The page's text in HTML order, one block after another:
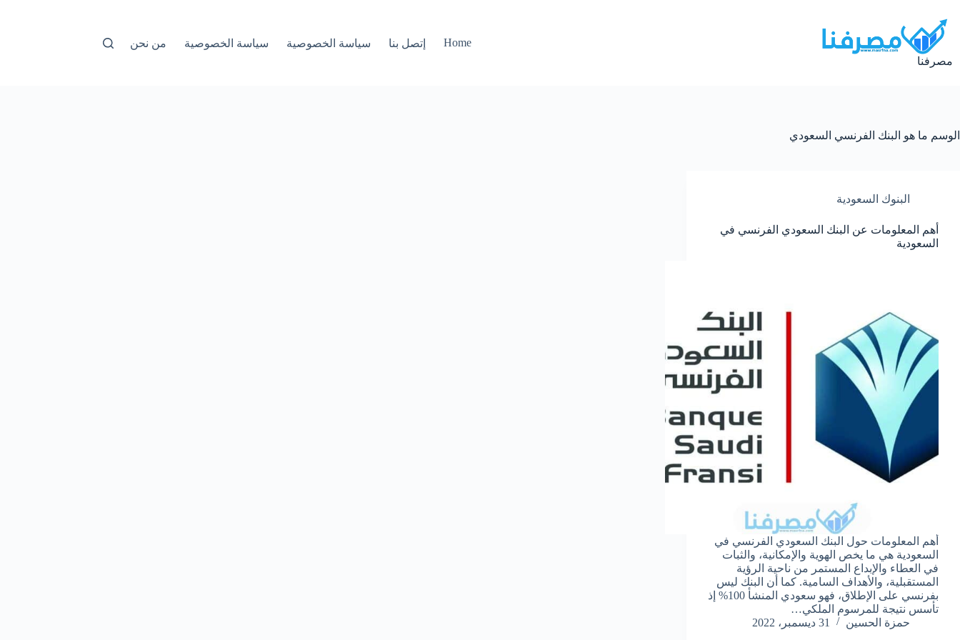
إلى
المحتوى
مصرفنا
Home إتصل بنا سياسة الخصوصية سياسة الخصوصية من نحن
الوسم ما هو البنك الفرنسي السعودي
البنوك السعودية
أهم المعلومات عن البنك السعودي الفرنسي في
السعودية
أهم المعلومات حول البنك السعودي الفرنسي في
السعودية هي ما يخص الهوية والإمكانية، والثبات
في العطاء والإبداع المستمر من ناحية الرؤية
المستقبلية، والأهداف السامية. كما أن البنك ليس
بفرنسي على الإطلاق، فهو سعودي المنشأ 100% إذ
تأسس نتيجة للمرسوم الملكي…
حمزة الحسين
31 ديسمبر، 2022